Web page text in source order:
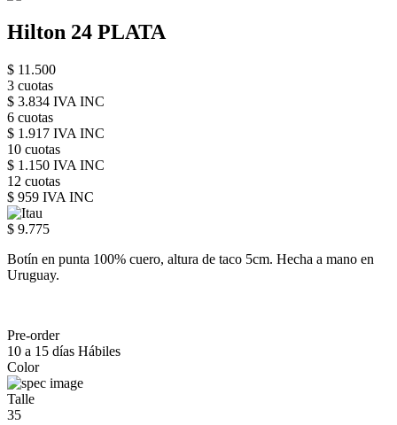
Hilton 24 PLATA
$ 11.500
3 cuotas
$ 3.834 IVA INC
6 cuotas
$ 1.917 IVA INC
10 cuotas
$ 1.150 IVA INC
12 cuotas
$ 959 IVA INC
$ 9.775
Botín en punta 100% cuero, altura de taco 5cm. Hecha a mano en
Uruguay.
Pre-order
10 a 15 días Hábiles
Color
Talle
35